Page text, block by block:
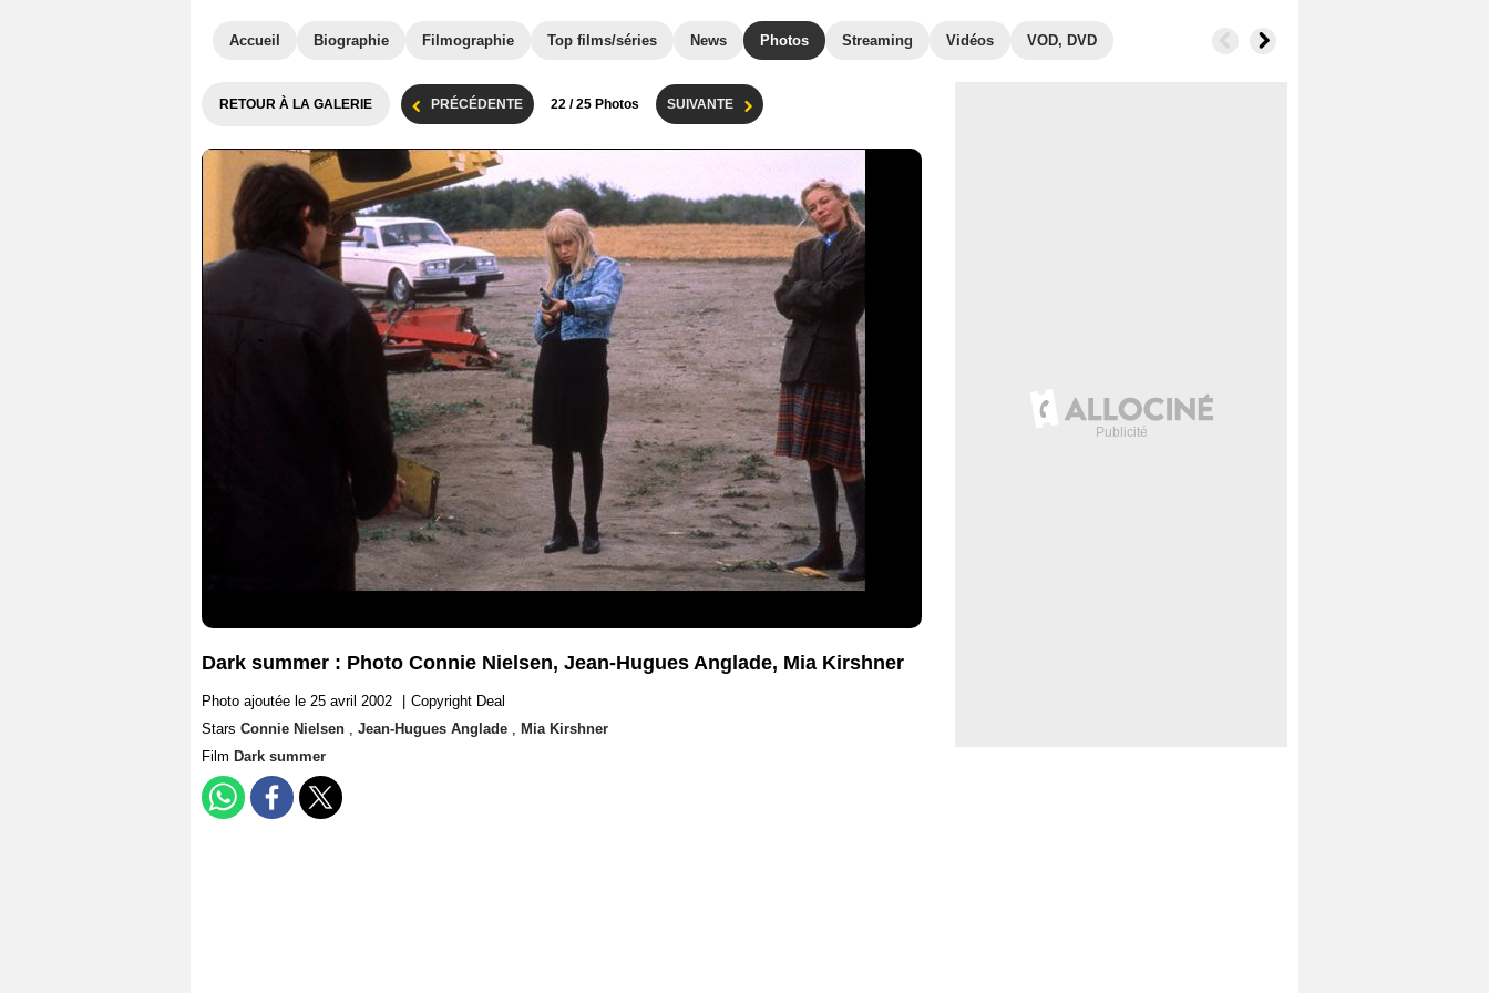
Accueil Biographie Filmographie Top films/séries News Photos Streaming Vidéos VOD, DVD
RETOUR À LA GALERIE PRÉCÉDENTE 22 / 25 Photos SUIVANTE
Dark summer : Photo Connie Nielsen, Jean-Hugues Anglade, Mia Kirshner
Photo ajoutée le 25 avril 2002
Copyright Deal
Stars Connie Nielsen , Jean-Hugues Anglade , Mia Kirshner
Film Dark summer